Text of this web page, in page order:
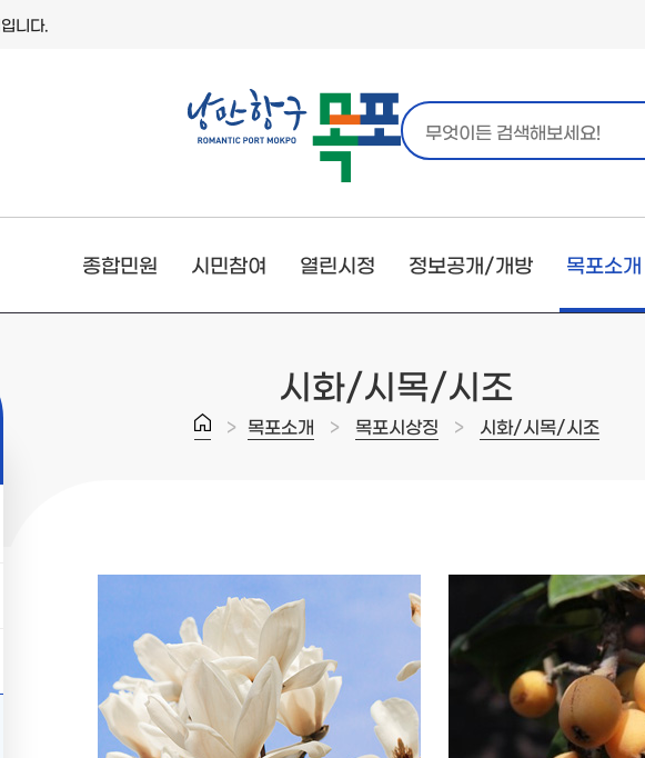
니다.
종합민원 시민참여 열린시정 정보공개/개방 목포소개
시화/시목/시조
> 목포소개 > 목포시상징 > 시화/시목/시조